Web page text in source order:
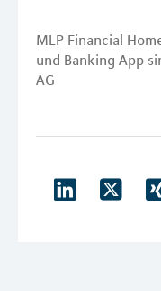
MLP Financial
und Banking App
AG